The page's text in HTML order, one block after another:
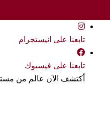
تابعنا على انيستجرام
تابعنا على فيسبوك
أكتشف الآن عالم من